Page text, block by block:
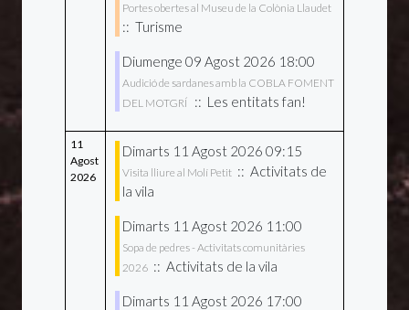
Portes obertes al Museu de la Colònia Llaudet
:: Turisme
Diumenge 09 Agost 2026 18:00
Audició de sardanes amb la COBLA FOMENT
DEL MOTGRÍ
:: Les entitats fan!
11
Agost
2026
Dimarts 11 Agost 2026 09:15
Visita lliure al Molí Petit :: Activitats de
la vila
Dimarts 11 Agost 2026 11:00
Sopa de pedres - Activitats comunitàries
2026 :: Activitats de la vila
Dimarts 11 Agost 2026 17:00